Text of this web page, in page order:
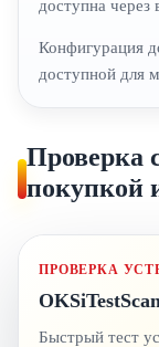
доступна через
Конфигурация
доступной для
Проверка
покупкой
ПРОВЕРКА
Быстрый тест